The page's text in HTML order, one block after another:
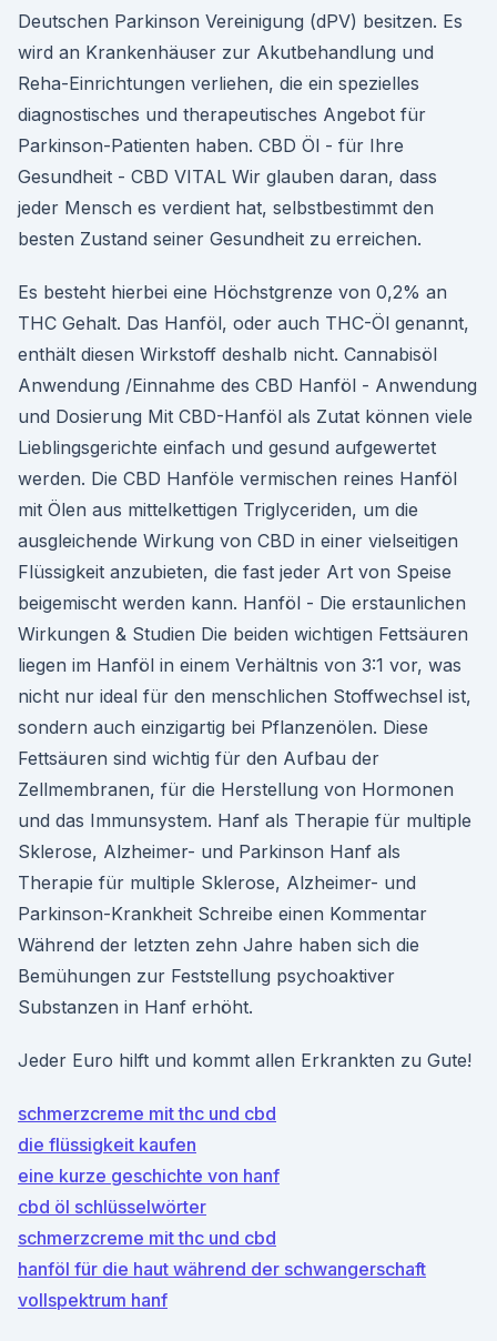
Deutschen Parkinson Vereinigung (dPV) besitzen. Es
wird an Krankenhäuser zur Akutbehandlung und
Reha-Einrichtungen verliehen, die ein spezielles
diagnostisches und therapeutisches Angebot für
Parkinson-Patienten haben. CBD Öl - für Ihre
Gesundheit - CBD VITAL Wir glauben daran, dass
jeder Mensch es verdient hat, selbstbestimmt den
besten Zustand seiner Gesundheit zu erreichen.
Es besteht hierbei eine Höchstgrenze von 0,2% an
THC Gehalt. Das Hanföl, oder auch THC-Öl genannt,
enthält diesen Wirkstoff deshalb nicht. Cannabisöl
Anwendung /Einnahme des CBD Hanföl - Anwendung
und Dosierung Mit CBD-Hanföl als Zutat können viele
Lieblingsgerichte einfach und gesund aufgewertet
werden. Die CBD Hanföle vermischen reines Hanföl
mit Ölen aus mittelkettigen Triglyceriden, um die
ausgleichende Wirkung von CBD in einer vielseitigen
Flüssigkeit anzubieten, die fast jeder Art von Speise
beigemischt werden kann. Hanföl - Die erstaunlichen
Wirkungen & Studien Die beiden wichtigen Fettsäuren
liegen im Hanföl in einem Verhältnis von 3:1 vor, was
nicht nur ideal für den menschlichen Stoffwechsel ist,
sondern auch einzigartig bei Pflanzenölen. Diese
Fettsäuren sind wichtig für den Aufbau der
Zellmembranen, für die Herstellung von Hormonen
und das Immunsystem. Hanf als Therapie für multiple
Sklerose, Alzheimer- und Parkinson Hanf als
Therapie für multiple Sklerose, Alzheimer- und
Parkinson-Krankheit Schreibe einen Kommentar
Während der letzten zehn Jahre haben sich die
Bemühungen zur Feststellung psychoaktiver
Substanzen in Hanf erhöht.
Jeder Euro hilft und kommt allen Erkrankten zu Gute!
schmerzcreme mit thc und cbd
die flüssigkeit kaufen
eine kurze geschichte von hanf
cbd öl schlüsselwörter
schmerzcreme mit thc und cbd
hanföl für die haut während der schwangerschaft
vollspektrum hanf